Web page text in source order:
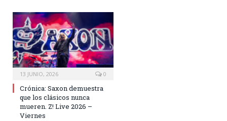
13 JUNIO, 2026 0
Crónica: Saxon demuestra
que los clásicos nunca
mueren. Z! Live 2026 –
Viernes